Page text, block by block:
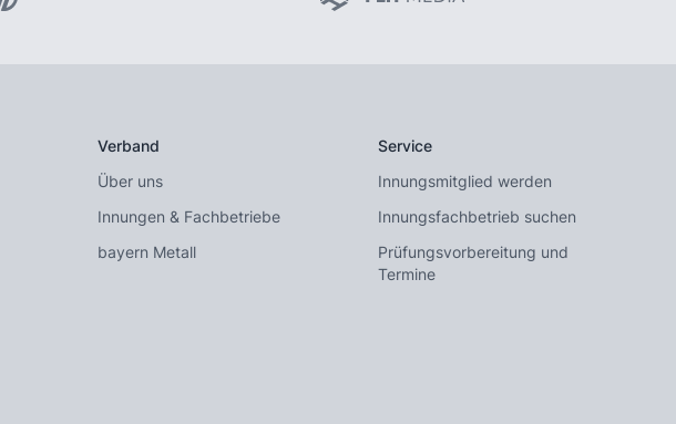
Verband
Über uns
Innungen & Fachbetriebe
bayern Metall
Service
Innungsmitglied werden
Innungsfachbetrieb suchen
Prüfungsvorbereitung und
Termine